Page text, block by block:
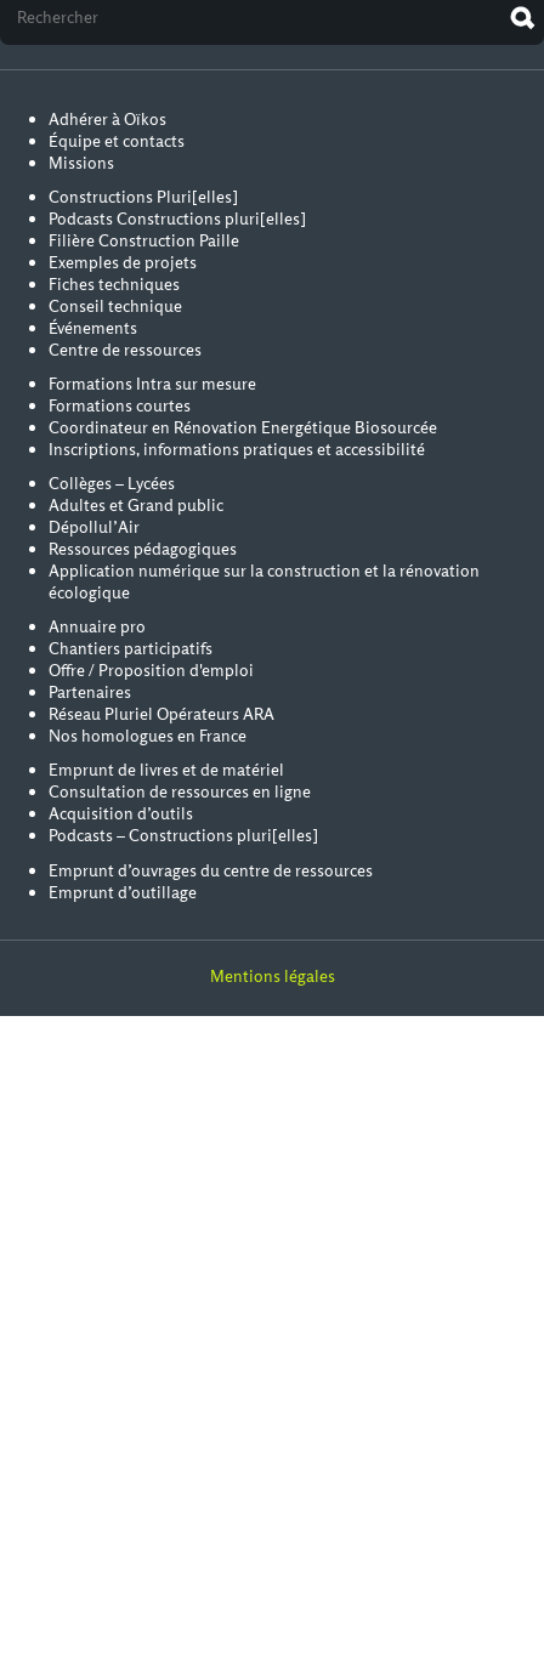
Adhérer à Oïkos
Équipe et contacts
Missions
Constructions Pluri[elles]
Podcasts Constructions pluri[elles]
Filière Construction Paille
Exemples de projets
Fiches techniques
Conseil technique
Événements
Centre de ressources
Formations Intra sur mesure
Formations courtes
Coordinateur en Rénovation Energétique Biosourcée
Inscriptions, informations pratiques et accessibilité
Collèges – Lycées
Adultes et Grand public
Dépollul’Air
Ressources pédagogiques
Application numérique sur la construction et la rénovation
écologique
Annuaire pro
Chantiers participatifs
Offre / Proposition d'emploi
Partenaires
Réseau Pluriel Opérateurs ARA
Nos homologues en France
Emprunt de livres et de matériel
Consultation de ressources en ligne
Acquisition d’outils
Podcasts – Constructions pluri[elles]
Emprunt d’ouvrages du centre de ressources
Emprunt d’outillage
Mentions légales